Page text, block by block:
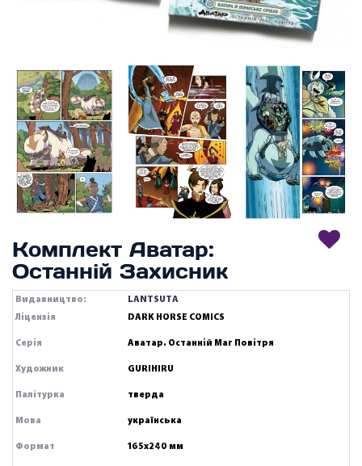
Комплект Аватар:
Останній Захисник
Видавництво:
LANTSUTA
Ліцензія
DARK HORSE COMICS
Серія Аватар. Останній Маг Повітря
Художник GURIHIRU
Палітурка тверда
Мова українська
Формат 165х240 мм